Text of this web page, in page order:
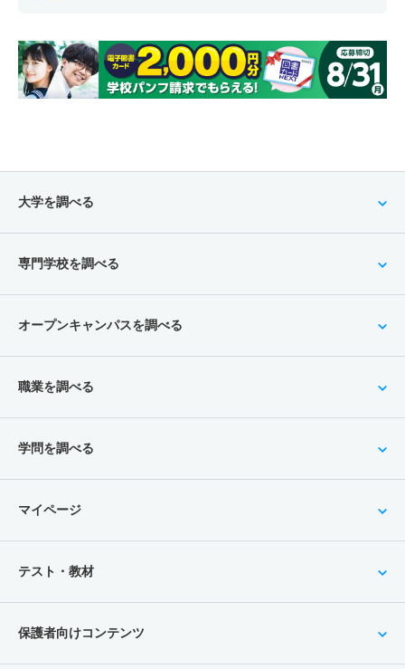
大学を調べる
専門学校を調べる
オープンキャンパスを調べる
職業を調べる
学問を調べる
マイページ
テスト・教材
保護者向けコンテンツ